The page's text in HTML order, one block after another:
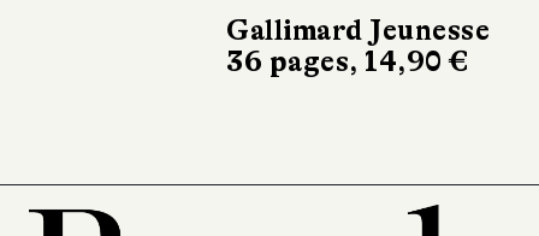
Gallimard Jeunesse
36 pages, 14,90 €
Fleurus
344 pages,